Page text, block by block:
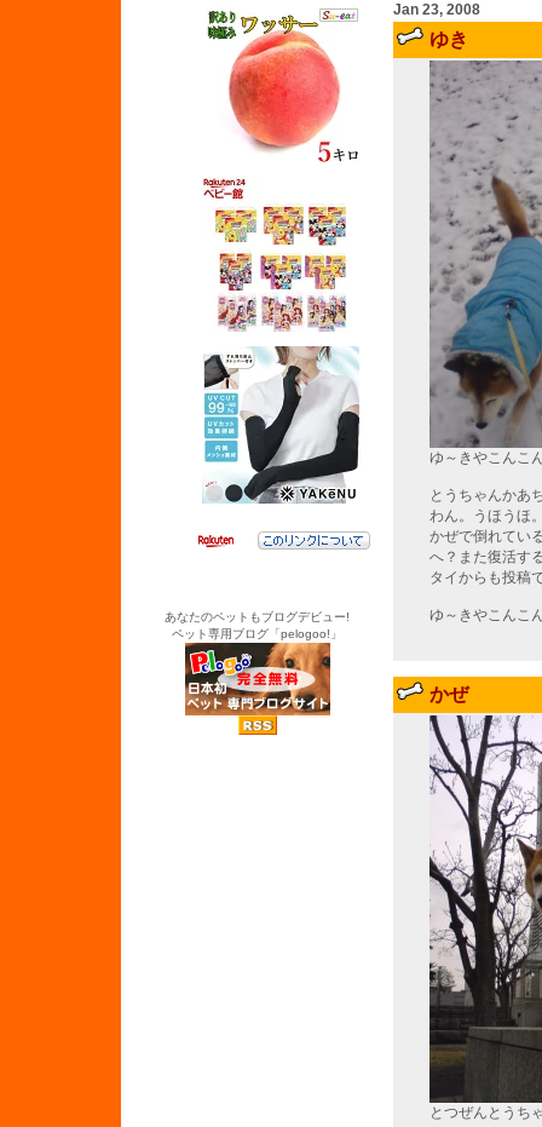
あなたのペットもブログデビュー!
ペット専用ブログ「pelogoo!」
Jan 23, 2008
ゆき
ゆ～きやこんこ
とうちゃんかあ
わん。うほうほ
かぜで倒れてい
へ？また復活す
タイからも投稿
ゆ～きやこんこ
かぜ
とつぜんとうち